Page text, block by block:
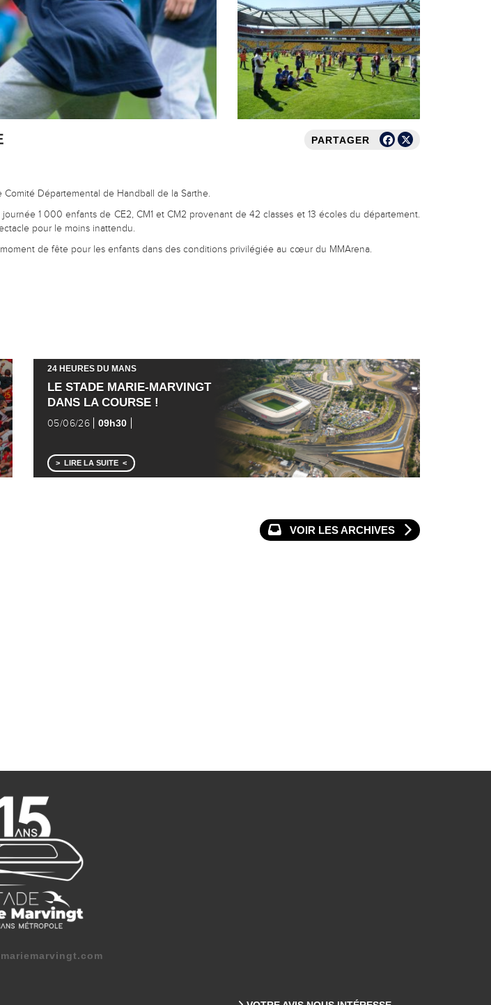
PARTAGER
Départemental de Handball de la Sarthe.
1 000 enfants de CE2, CM1 et CM2 provenant de 42 classes et 13 écoles du département.
pour le moins inattendu.
de fête pour les enfants dans des conditions privilégiée au cœur du MMArena.
24 HEURES DU MANS
LE STADE MARIE-MARVINGT
DANS LA COURSE !
05/06/26 09h30
LIRE LA SUITE
VOIR LES ARCHIVES